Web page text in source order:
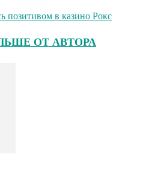
позитивом в казино Рокс
ОТ АВТОРА